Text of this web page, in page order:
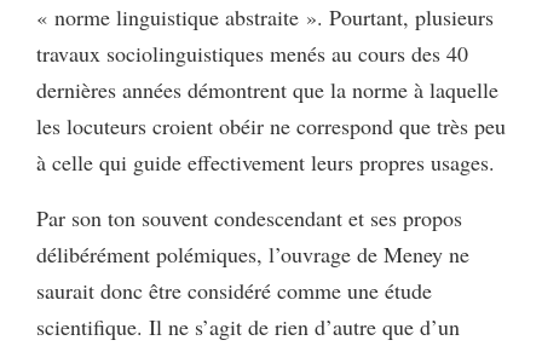
« norme linguistique abstraite ». Pourtant, plusieurs
travaux sociolinguistiques menés au cours des 40
dernières années démontrent que la norme à laquelle
les locuteurs croient obéir ne correspond que très peu
à celle qui guide effectivement leurs propres usages.
Par son ton souvent condescendant et ses propos
délibérément polémiques, l’ouvrage de Meney ne
saurait donc être considéré comme une étude
scientifique. Il ne s’agit de rien d’autre que d’un